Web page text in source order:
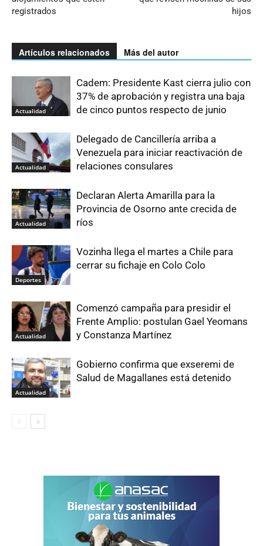
registrados
hijos
Artículos relacionados Más del autor
Actualidad
Cadem: Presidente Kast cierra julio con
37% de aprobación y registra una baja
de cinco puntos respecto de junio
Actualidad
Delegado de Cancillería arriba a
Venezuela para iniciar reactivación de
relaciones consulares
Actualidad
Declaran Alerta Amarilla para la
Provincia de Osorno ante crecida de
ríos
Deportes
Vozinha llega el martes a Chile para
cerrar su fichaje en Colo Colo
Actualidad
Comenzó campaña para presidir el
Frente Amplio: postulan Gael Yeomans
y Constanza Martínez
Actualidad
Gobierno confirma que exseremi de
Salud de Magallanes está detenido